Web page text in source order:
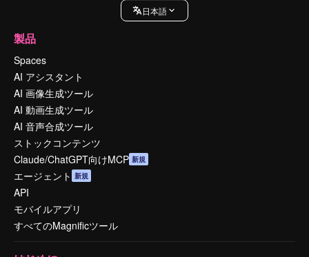
日本語
製品
Spaces
AI アシスタント
AI 画像生成ツール
AI 動画生成ツール
AI 音声合成ツール
ストックコンテンツ
Claude/ChatGPT向けMCP 新規
エージェント 新規
API
モバイルアプリ
すべてのMagnificツール